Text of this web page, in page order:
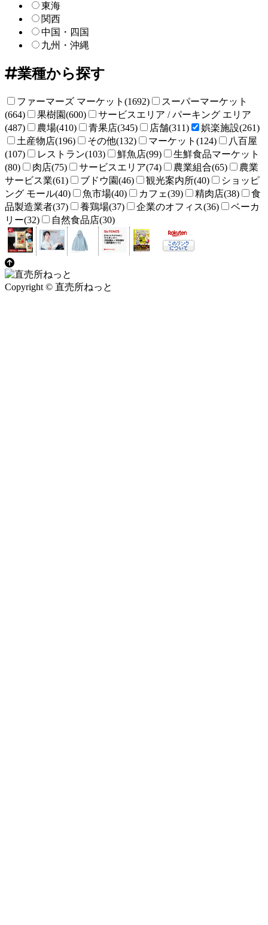
東海
関西
中国・四国
九州・沖縄
業種から探す
ファーマーズ マーケット(1692)
スーパーマーケット
(664)
果樹園(600)
サービスエリア / パーキング エリア
(487)
農場(410) 青果店(345) 店舗(311)
娯楽施設(261)
土産物店(196)
その他(132) マーケット(124)
八百屋
(107)
レストラン(103) 鮮魚店(99)
生鮮食品マーケット
(80)
肉店(75) サービスエリア(74) 農業組合(65)
農業
サービス業(61)
ブドウ園(46) 観光案内所(40)
ショッピ
ング モール(40)
魚市場(40) カフェ(39) 精肉店(38)
食
品製造業者(37)
養鶏場(37) 企業のオフィス(36)
ベーカ
リー(32)
自然食品店(30)
Copyright © 直売所ねっと